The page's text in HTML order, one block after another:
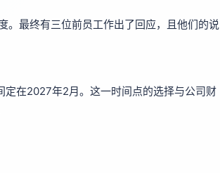
。最终有三位前员工作出了回应，且他们的说
在2027年2月。这一时间点的选择与公司财